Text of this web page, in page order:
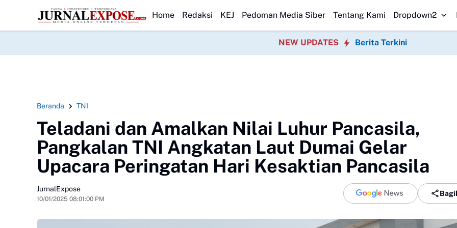
HEADLINE
Transparan Usut Kematian WindaForwatu Banten Soroti Dugaan Penyimpangan Program P3TGAI 2026 Bersama Warga Sobang
Home Redaksi KEJ Pedoman Media Siber Tentang Kami Dropdown2
NEW UPDATES Berita Terkini
Beranda TNI
Teladani dan Amalkan Nilai Luhur Pancasila,
Pangkalan TNI Angkatan Laut Dumai Gelar
Upacara Peringatan Hari Kesaktian Pancasila
JurnalExpose
10/01/2025 08:01:00 PM